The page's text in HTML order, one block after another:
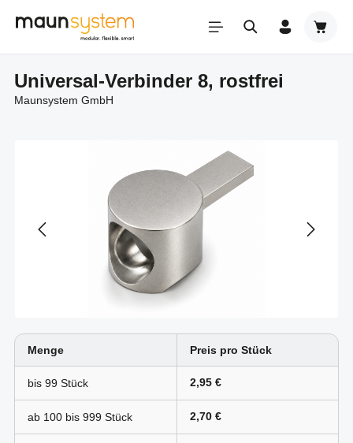
Zum Hauptinhalt springen
Universal-Verbinder 8, rostfrei
Maunsystem GmbH
Menge Preis pro Stück
bis 99 2,95 €
ab 100 bis 999 2,70 €